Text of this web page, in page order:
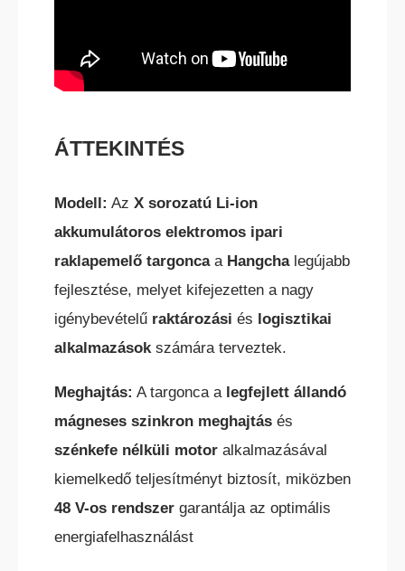
KÜLTÉRI ELEKTROMOS HOMLOKVILLÁS
TARGONCA
DÍZEL/GÁZÜZEMŰ HOMLOKVILLÁS
TARGONCA
ÁTTEKINTÉS
Modell: Az X sorozatú Li-ion
akkumulátoros elektromos ipari
raklapemelő targoncaa Hangchalegújabb
fejlesztése, melyet kifejezetten a nagy
igénybevételű raktározási és logisztikai
alkalmazások számára terveztek.
Meghajtás: A targonca a legfejlett állandó
mágneses szinkron meghajtás és
szénkefe nélküli motor alkalmazásával
kiemelkedő teljesítményt biztosít, miközben
48 V-os rendszer garantálja az optimális
energiafelhasználást